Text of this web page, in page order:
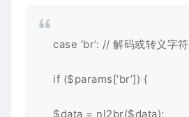
case ‘br’: // 解码或转义字符
if ($params[‘br’]) {
$data = nl2br($data);